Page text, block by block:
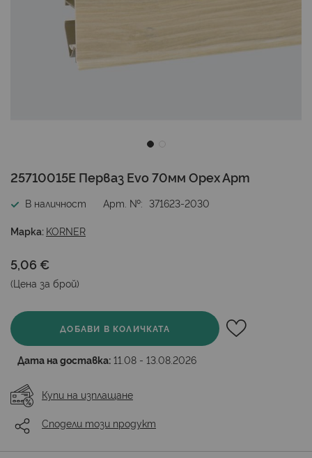
Преминете
началото
галерия
снимки
25710015E Перваз Evo 70мм Орех Арт
В наличност Арт. № 371623-2030
Марка: KORNER
5,06 €
(Цена за брой)
ДОБАВИ В КОЛИЧКАТА
Дата на доставка: 11.08 - 13.08.2026
Купи на изплащане
Сподели този продукт